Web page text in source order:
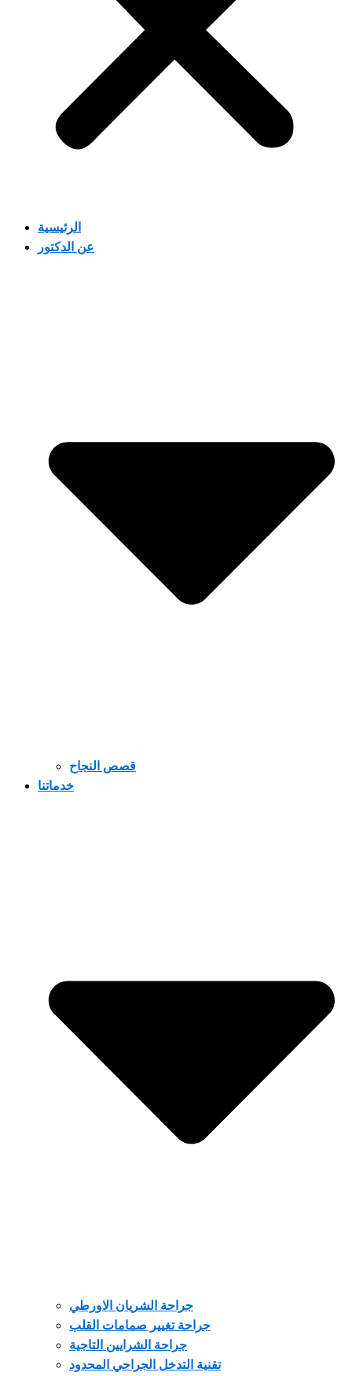
الرئيسية
عن الدكتور
قصص النجاح
خدماتنا
جراحة الشريان الاورطي
جراحة تغيير صمامات القلب
جراحة الشرايين التاجية
تقنية التدخل الجراحي المحدود